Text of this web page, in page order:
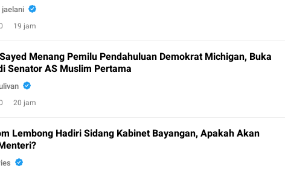
19 jam
Menang Pemilu Pendahuluan Demokrat Michigan, Buka
Senator AS Muslim Pertama
20 jam
Lembong Hadiri Sidang Kabinet Bayangan, Apakah Akan